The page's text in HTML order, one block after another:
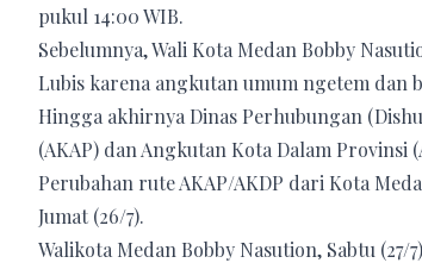
pukul 14:00 WIB.
Sebelumnya, Wali Kota Medan Bobby
Lubis karena angkutan umum ngetem dan
Hingga akhirnya Dinas Perhubungan
(AKAP) dan Angkutan Kota Dalam Provinsi
Perubahan rute AKAP/AKDP dari Kota
Jumat (26/7).
Walikota Medan Bobby Nasution, Sabtu